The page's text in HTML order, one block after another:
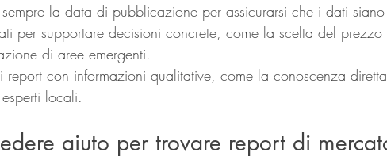
sempre la data di pubblicazione per assicurarsi che i dati
per supportare decisioni concrete, come la scelta del
di aree emergenti.
report con informazioni qualitative, come la conoscenza
locali.
aiuto per trovare report di